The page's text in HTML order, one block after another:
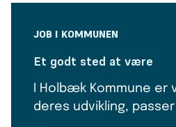
JOB I KOMMUNEN
Et godt sted at være
I Holbæk Kommune
deres udvikling,
Vi har med andre ord et
Her på siden kan du